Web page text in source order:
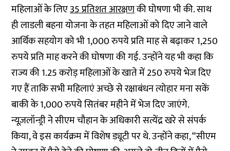
महिलाओं के लिए35 प्रतिशत आरक्षणकी घोषणा भी की. साथ
ही लाडली बहना योजना के तहत महिलाओं को दिए जाने वाले
आर्थिक सहयोग को भी 1,000 रुपये प्रति माह से बढ़ाकर 1,250
रुपये प्रति माह करने की घोषणा की गई. उन्होंने यह भी कहा कि
राज्य की 1.25 करोड़ महिलाओं के खाते में 250 रुपये भेज दिए
गए हैं ताकि सभी महिलाएं अच्छे से रक्षाबंधन त्योहार मना सकें
बाकी के 1,000 रुपये सितंबर महीने में भेज दिए जाएंगे.
न्यूज़लॉन्ड्री ने सीएम चौहान के अधिकारी सत्येंद्र खरे से संपर्क
किया, वे इस कार्यक्रम में विशेष ड्यूटी पर थे. उन्होंने कहा, “सीएम